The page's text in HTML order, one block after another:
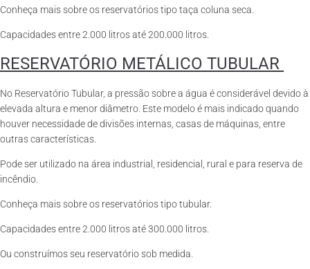
Conheça mais sobre os reservatórios tipo taça coluna seca.
Capacidades entre 2.000 litros até 200.000 litros.
RESERVATÓRIO METÁLICO TUBULAR
No Reservatório Tubular, a pressão sobre a água é considerável devido à
elevada altura e menor diâmetro. Este modelo é mais indicado quando
houver necessidade de divisões internas, casas de máquinas, entre
outras características.
Pode ser utilizado na área industrial, residencial, rural e para reserva de
incêndio.
Conheça mais sobre os reservatórios tipo tubular.
Capacidades entre 2.000 litros até 300.000 litros.
Ou construímos seu reservatório sob medida.